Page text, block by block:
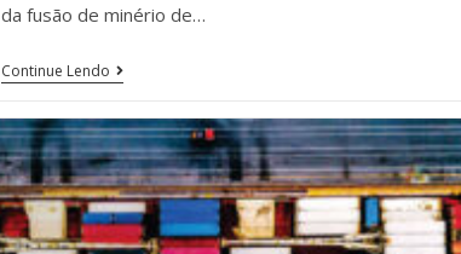
da fusão de minério de…
Continue Lendo